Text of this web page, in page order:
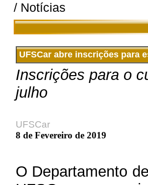
/ Notícias
UFSCar abre inscrições para
Inscrições para o
julho
UFSCar
8 de Fevereiro de 2019
O Departamento